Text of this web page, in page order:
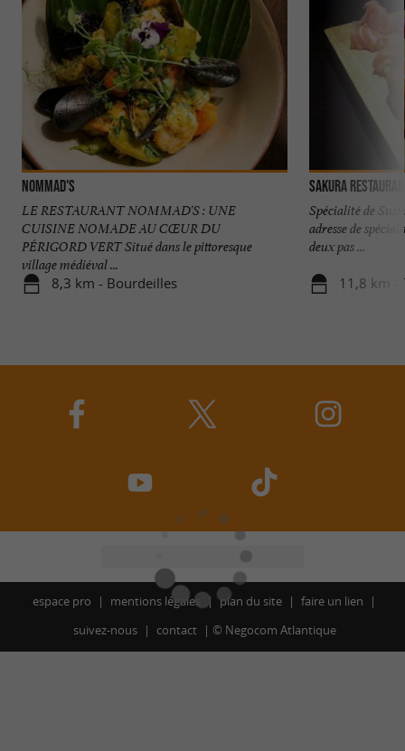
Nommad's
LE RESTAURANT NOMMAD'S : UNE
CUISINE NOMADE AU CŒUR DU
PÉRIGORD VERT Situé dans le pittoresque
village médiéval ...
8,3 km - Bourdeilles
SAKURA
Spécialité de
adresse de
deux pas ...
11,8 km -
espace pro mentions légales plan du site
faire un lien
suivez-nous
contact © Negocom Atlantique